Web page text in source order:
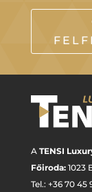
A TENSI
Főiroda: 1023
Tel.: +36 70 45